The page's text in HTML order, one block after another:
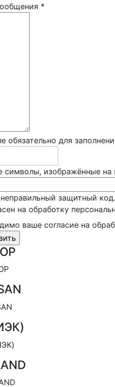
*
обязательно для
символы, изображённые на
защитный код.
на обработку
ваше согласие на